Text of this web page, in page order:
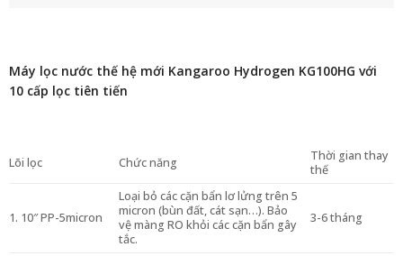
Máy lọc nước thế hệ mới Kangaroo Hydrogen KG100HG với
10 cấp lọc tiên tiến
Lõi lọc Chức năng
Thời gian thay
thế
1. 10″ PP-5micron
Loại bỏ các cặn bẩn lơ lửng trên 5
micron (bùn đất, cát sạn…). Bảo
vệ màng RO khỏi các cặn bẩn gây
tắc.
3-6 tháng